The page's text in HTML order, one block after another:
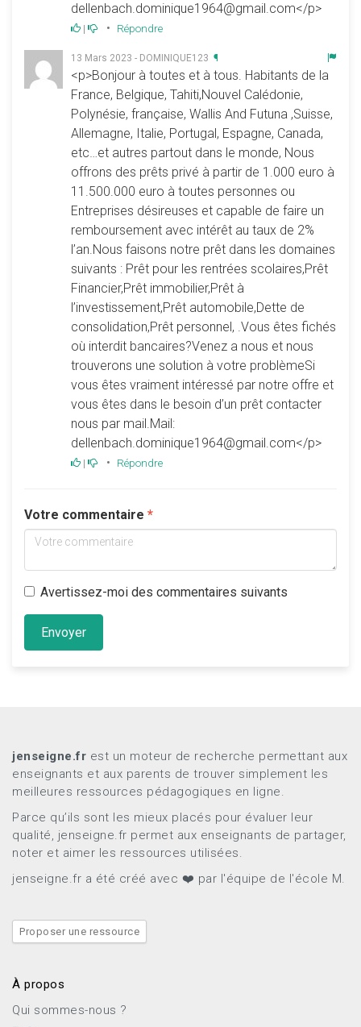
dellenbach.dominique1964@gmail.com</p>
| • Répondre
13 Mars 2023 - DOMINIQUE123 ¶
<p>Bonjour à toutes et à tous. Habitants de la
France, Belgique, Tahiti,Nouvel Calédonie,
Polynésie, française, Wallis And Futuna ,Suisse,
Allemagne, Italie, Portugal, Espagne, Canada,
etc…et autres partout dans le monde, Nous
offrons des prêts privé à partir de 1.000 euro à
11.500.000 euro à toutes personnes ou
Entreprises désireuses et capable de faire un
remboursement avec intérêt au taux de 2%
l’an.Nous faisons notre prêt dans les domaines
suivants : Prêt pour les rentrées scolaires,Prêt
Financier,Prêt immobilier,Prêt à
l’investissement,Prêt automobile,Dette de
consolidation,Prêt personnel, .Vous êtes fichés
où interdit bancaires?Venez a nous et nous
trouverons une solution à votre problèmeSi
vous êtes vraiment intéressé par notre offre et
vous êtes dans le besoin d’un prêt contacter
nous par mail.Mail:
dellenbach.dominique1964@gmail.com</p>
| • Répondre
Votre commentaire
Avertissez-moi des commentaires suivants
Envoyer
jenseigne.fr est un moteur de recherche permettant aux
enseignants et aux parents de trouver simplement les
meilleures ressources pédagogiques en ligne.
Parce qu’ils sont les mieux placés pour évaluer leur
qualité, jenseigne.fr permet aux enseignants de partager,
noter et aimer les ressources utilisées.
jenseigne.fr a été créé avec ❤️ par l'équipe de l'école M.
Proposer une ressource
À propos
Qui sommes-nous ?